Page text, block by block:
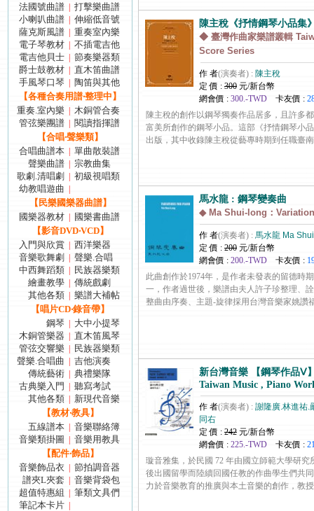
法國號曲譜
打擊樂曲譜
小喇叭曲譜
伸縮低音號
薩克斯風譜
重奏室內樂
電子琴教材
不插電吉他
電吉他貝士
節奏樂器類
爵士鼓教材
直木笛曲譜
手風琴口琴
陶笛與其他
【各種合奏用譜‧整理中】
重奏.室內樂
木銅管合奏
管弦樂團譜
閱讀指揮譜
【合唱‧聲樂類】
合唱曲譜本
單曲散裝譜
聲樂曲譜
宗教曲集
歌劇.清唱劇
初級視唱類
幼教唱遊曲
【民樂國樂器曲譜】
國樂器教材
國樂書曲譜
【影音DVD‧VCD】
入門與欣賞
西洋樂器
音樂歌舞劇
聲樂.合唱
中西舞蹈類
民族器樂類
繪畫教學
傳統戲劇
其他各類
樂譜大補帖
【唱片CD‧錄音帶】
鋼琴
大中小提琴
木銅管樂器
直木笛風琴
管弦交響樂
民族器樂類
聲樂.合唱曲
吉他演奏
傳統藝術
典禮樂隊
古典樂入門
聽寫考試
其他各類
新現代音樂
【教材‧教具】
五線譜本
音樂聯絡簿
音樂類掛圖
音樂用教具
【配件‧飾品】
音樂飾品衣
節拍調音器
譜夾L夾套
音樂背袋包
超值特惠組
筆類文具們
筆記本卡片
陳主稅《抒情鋼琴小品集
◆ 臺灣作曲家樂譜叢輯
Score Series
作 者(演奏者) : 陳主稅
定 價 : 300 元/新台幣
網會價 : 300.-TWD 卡友價 :
陳主稅的創作以鋼琴獨奏作品居多，且許多
富美所創作的鋼琴小品。這部《抒情鋼琴小
出版，其中收錄陳主稅從藝專時期到任職臺
馬水龍 : 鋼琴變奏曲
◆ Ma Shui-long：
作 者(演奏者) : 馬水龍 Ma
定 價 : 200 元/新台幣
網會價 : 200.-TWD 卡友價 :
此曲創作於1974年，是作者未發表的留德時
一，作者過世後，樂譜由夫人許子珍整理、
整曲由序奏、主題-旋律採用台灣音樂家姚讚
新台灣音樂 【鋼琴作品Ⅴ
Taiwan Music , Piano
作 者(演奏者) : 謝隆廣.林進祐.
同右
定 價 : 242 元/新台幣
網會價 : 225.-TWD 卡友價 :
璇音雅集，於民國 72 年由國立師範大學研究
後出國留學而陸續回國任教的作曲學生們共
力於音樂教育的推廣與本土音樂的創作，教